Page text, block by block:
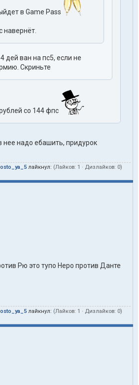
в Game Pass
навернёт.
дей ван на пс5, если не
Скриньте
со 144 фпс
нее надо ебашить, придурок
лайкнул: (Лайков: 1 · Дизлайков: 0)
Рю это тупо Неро против Данте
лайкнул: (Лайков: 1 · Дизлайков: 0)